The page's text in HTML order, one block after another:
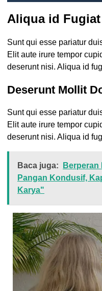
Aliqua id
Sunt qui esse pariatur
Elit aute irure tempor
deserunt nisi. Aliqua id
Deserunt Mollit
Sunt qui esse pariatur
Elit aute irure tempor
deserunt nisi. Aliqua id
Baca juga:
Berperan
Pangan Kondusif,
Karya"